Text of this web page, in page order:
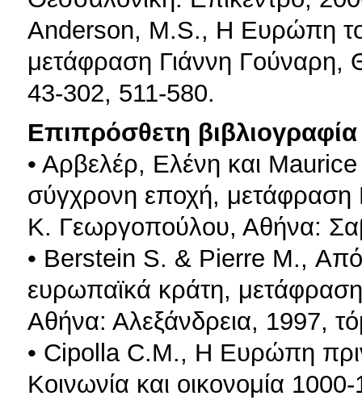
Anderson, M.S., Η Ευρώπη
μετάφραση Γιάννη Γούναρη,
43-302, 511-580.
Επιπρόσθετη βιβλιογραφία
• Αρβελέρ, Ελένη και
σύγχρονη εποχή,
Κ. Γεωργοπούλου, Αθήνα:
• Berstein S. & Pierre M.,
ευρωπαϊκά κράτη,
Αθήνα: Αλεξάνδρεια, 1997,
• Cipolla C.M., Η Ευρώπη
Κοινωνία και οικονομία